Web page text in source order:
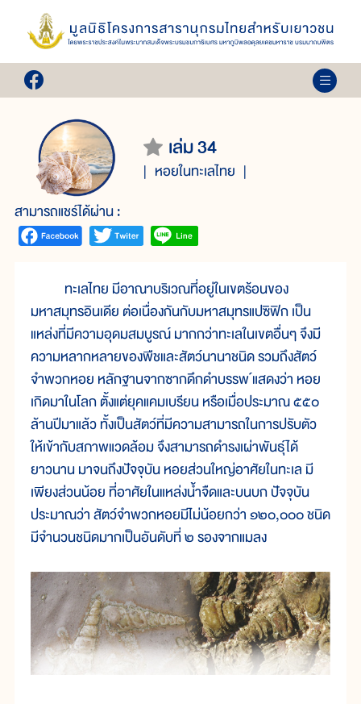
เล่ม 34
หอยในทะเลไทย
สามารถแชร์ได้ผ่าน :
ทะเลไทย มีอาณาบริเวณที่อยู่ในเขตร้อนของ
มหาสมุทรอินเดีย ต่อเนื่องกันกับมหาสมุทรแปซิฟิก เป็น
แหล่งที่มีความอุดมสมบูรณ์ มากกว่าทะเลในเขตอื่นๆ จึงมี
ความหลากหลายของพืชและสัตว์นานาชนิด รวมถึงสัตว์
จำพวกหอย หลักฐานจากซากดึกดำบรรพ ์แสดงว่า หอย
เกิดมาในโลก ตั้งแต่ยุคแคมเบรียน หรือเมื่อประมาณ ๕๕๐
ล้านปีมาแล้ว ทั้งเป็นสัตว์ที่มีความสามารถในการปรับตัว
ให้เข้ากับสภาพแวดล้อม จึงสามารถดำรงเผ่าพันธุ์ได้
ยาวนาน มาจนถึงปัจจุบัน หอยส่วนใหญ่อาศัยในทะเล มี
เพียงส่วนน้อย ที่อาศัยในแหล่งน้ำจืดและบนบก ปัจจุบัน
ประมาณว่า สัตว์จำพวกหอยมีไม่น้อยกว่า ๑๒๐,๐๐๐ ชนิด
มีจำนวนชนิดมากเป็นอันดับที่ ๒ รองจากแมลง